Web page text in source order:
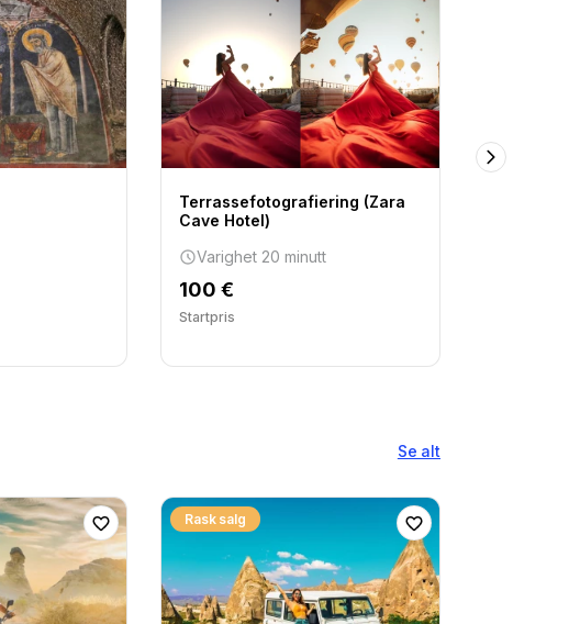
Terrassefotografiering (Zara
Cave Hotel)
Varighet 20 minutt
100 €
Startpris
Se alt
Rask salg